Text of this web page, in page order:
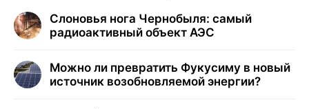
Слоновья нога Чернобыля: самый
радиоактивный объект АЭС
Можно ли превратить Фукусиму в новый
источник возобновляемой энергии?